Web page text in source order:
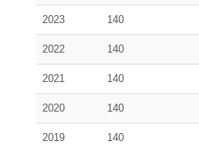
2023 140
2022 140
2021 140
2020 140
2019 140